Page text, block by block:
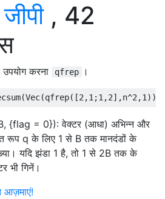
, 42
उपयोग करना qfrep ।
{flag = 0}): वेक्टर (आधा) अभिन्न और
रूप q के लिए 1 से B तक मानदंडों के
यदि झंडा 1 है, तो 1 से 2B तक के
भी गिनें।
आज़माएं!